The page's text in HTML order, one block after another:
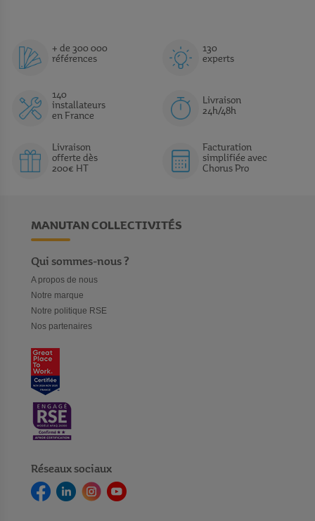
+ de 300 000
références
130
experts
140
installateurs
en France
Livraison
24h/48h
Livraison
offerte dès
200€ HT
Facturation
simplifiée avec
Chorus Pro
MANUTAN COLLECTIVITÉS
Qui sommes-nous ?
A propos de nous
Notre marque
Notre politique RSE
Nos partenaires
Réseaux sociaux